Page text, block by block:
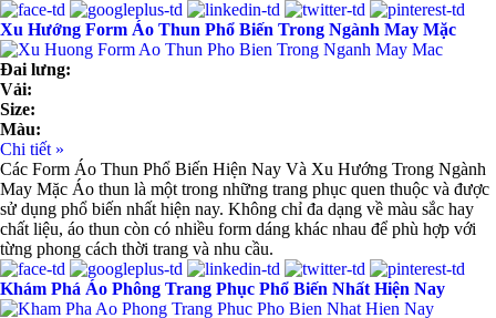
Xu Hướng Form Áo Thun Phổ Biến Trong Ngành May Mặc
Đai lưng:
Vải:
Size:
Màu:
Chi tiết »
Các Form Áo Thun Phổ Biến Hiện Nay Và Xu Hướng Trong Ngành
May Mặc Áo thun là một trong những trang phục quen thuộc và được
sử dụng phổ biến nhất hiện nay. Không chỉ đa dạng về màu sắc hay
chất liệu, áo thun còn có nhiều form dáng khác nhau để phù hợp với
từng phong cách thời trang và nhu cầu.
Khám Phá Áo Phông Trang Phục Phổ Biến Nhất Hiện Nay